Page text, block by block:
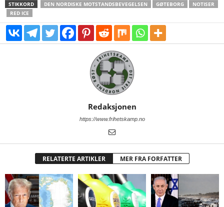
STIKKORD DEN NORDISKE MOTSTANDSBEVEGELSEN GØTEBORG
NOTISER
RED ICE
Redaksjonen
https://www.frihetskamp.no
RELATERTE ARTIKLER MER FRA FORFATTER